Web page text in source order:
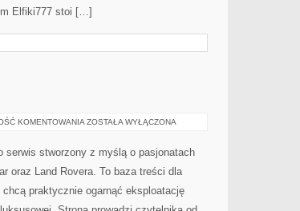
Elfiki777 stoi […]
KOMENTOWANIA MOTORYZACYJNE
ZOSTAŁA WYŁĄCZONA
serwis stworzony z myślą o pasjonatach
oraz Land Rovera. To baza treści dla
praktycznie ogarnąć eksploatację